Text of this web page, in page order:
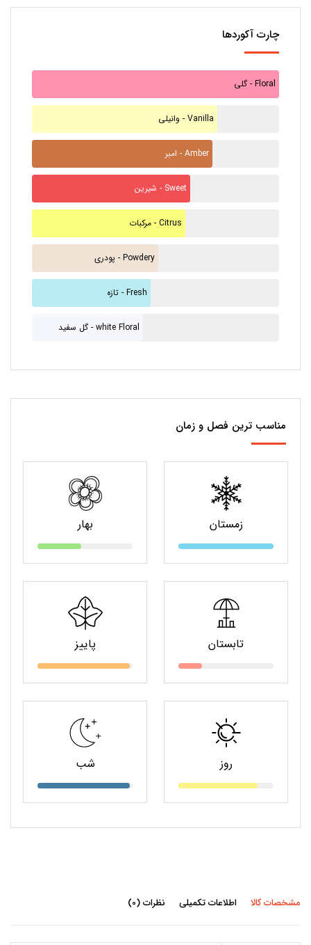
چارت آکوردها
گلی - Floral
وانیلی - Vanilla
امبر - Amber
شیرین - Sweet
مرکبات - Citrus
پودری - Powdery
تازه - Fresh
گل سفید - white Floral
مناسب ترین فصل و زمان
زمستان بهار
تابستان پاییز
روز شب
مشخصات کالا اطلاعات تکمیلی نظرات (0)